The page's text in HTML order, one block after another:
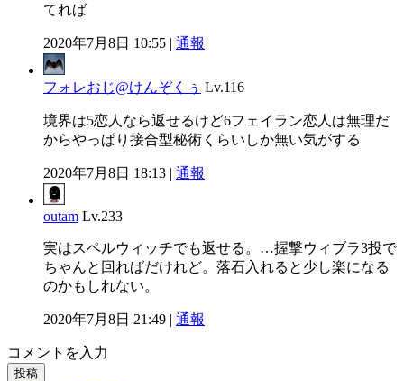
てれば
2020年7月8日 10:55 | 通報
フォレおじ@けんぞくぅ Lv.116
境界は5恋人なら返せるけど6フェイラン恋人は無理だ
からやっぱり接合型秘術くらいしか無い気がする
2020年7月8日 18:13 | 通報
outam Lv.233
実はスペルウィッチでも返せる。…握撃ウィブラ3投で
ちゃんと回ればだけれど。落石入れると少し楽になる
のかもしれない。
2020年7月8日 21:49 | 通報
コメントを入力
投稿